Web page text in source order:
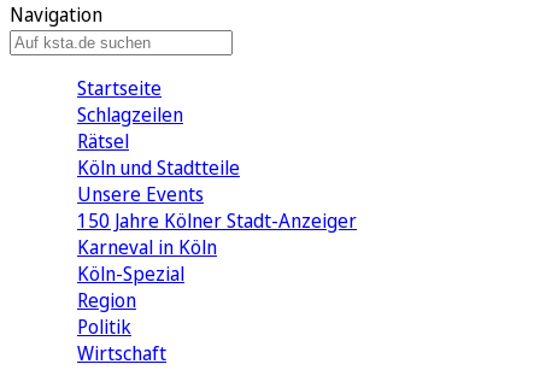
Navigation
Startseite
Schlagzeilen
Rätsel
Köln und Stadtteile
Unsere Events
150 Jahre Kölner Stadt-Anzeiger
Karneval in Köln
Köln-Spezial
Region
Politik
Wirtschaft